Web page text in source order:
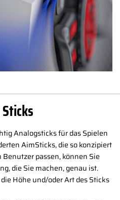
Analogsticks für das Spielen
AimSticks, die so konzipiert
passen, können Sie
die Sie machen, genau ist.
Höhe und/oder Art des Sticks